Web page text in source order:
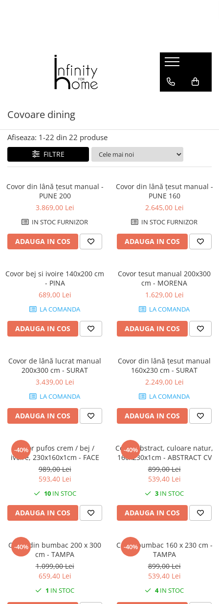
Biblioteci și rafturi
Masute auxiliare
Covoare living
Fotolii
Masute de cafea
Canapele
Mobila dormitor
Comode dormitor
Covoare dormitor
Console dormitor
Fotolii dormitor
Noptiere
Console extensibile
Mese HORECA
Mobila hol
Comode hol
Oglinzi hol
Suport Umbrele
Decoratiuni interioare
Ceasuri
Accesorii decorative
Rame foto
Ghivece si jardiniere
Accesorii pentru servire
Textile pentru casa
Corpuri de iluminat
Home Office
Designers' Choice
Covoare dining
Afiseaza: 1-22 din 22 produse
FILTRE
Covor din lână țesut manual -
PUNE 200
3.869,00 Lei
IN STOC FURNIZOR
ADAUGA IN COS
Covor din lână țesut manual -
PUNE 160
2.645,00 Lei
IN STOC FURNIZOR
ADAUGA IN COS
Covor bej si ivoire 140x200 cm
- PINA
689,00 Lei
LA COMANDA
ADAUGA IN COS
Covor tesut manual 200x300
cm - MORENA
1.629,00 Lei
LA COMANDA
ADAUGA IN COS
Covor de lână lucrat manual
200x300 cm - SURAT
3.439,00 Lei
LA COMANDA
ADAUGA IN COS
Covor din lână țesut manual
160x230 cm - SURAT
2.249,00 Lei
LA COMANDA
ADAUGA IN COS
-40%
Covor pufos crem / bej /
ivoire, 230x160x1cm - FACE
989,00 Lei
593,40 Lei
10IN STOC
ADAUGA IN COS
-40%
Covor abstract, culoare natur,
160x230x1cm - ABSTRACT CV
899,00 Lei
539,40 Lei
3 IN STOC
ADAUGA IN COS
-40%
Covor din bumbac 200 x 300
cm - TAMPA
1.099,00 Lei
659,40 Lei
1 IN STOC
-40%
Covor bumbac 160 x 230 cm -
TAMPA
899,00 Lei
539,40 Lei
4IN STOC